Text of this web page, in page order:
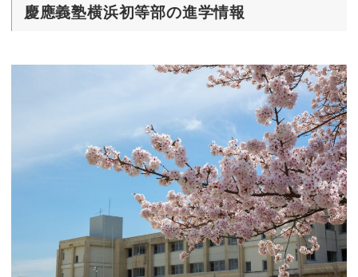
慶應義塾横浜初等部の進学情報